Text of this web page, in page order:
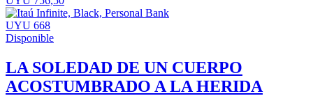
UYU 668
Disponible
LA SOLEDAD DE UN CUERPO
ACOSTUMBRADO A LA HERIDA